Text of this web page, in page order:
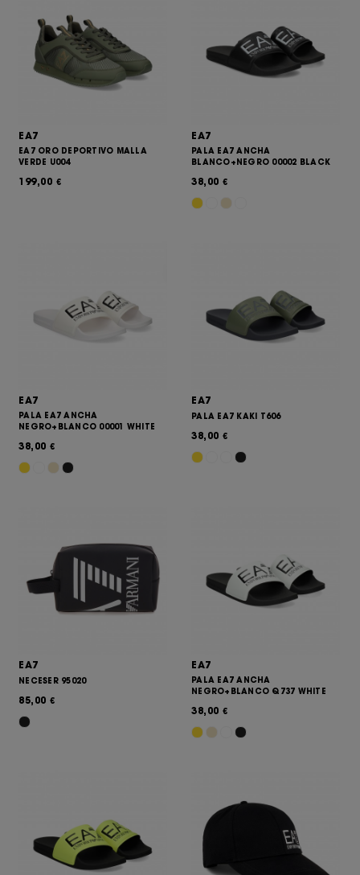
EA7
EA7 ORO DEPORTIVO MALLA
VERDE U004
199,00 €
EA7
PALA EA7 ANCHA
BLANCO+NEGRO 00002 BLACK
38,00 €
EA7
PALA EA7 ANCHA
NEGRO+BLANCO 00001 WHITE
38,00 €
EA7
PALA EA7 KAKI T606
38,00 €
EA7
NECESER 95020
85,00 €
EA7
PALA EA7 ANCHA
NEGRO+BLANCO Q737 WHITE
38,00 €